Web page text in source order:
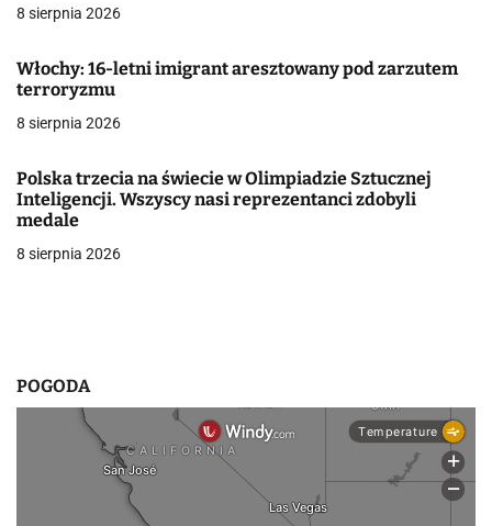
a
w
p
s
u
8 sierpnia 2026
Włochy: 16-letni imigrant aresztowany pod zarzutem
terroryzmu
8 sierpnia 2026
Polska trzecia na świecie w Olimpiadzie Sztucznej
Inteligencji. Wszyscy nasi reprezentanci zdobyli
medale
8 sierpnia 2026
POGODA